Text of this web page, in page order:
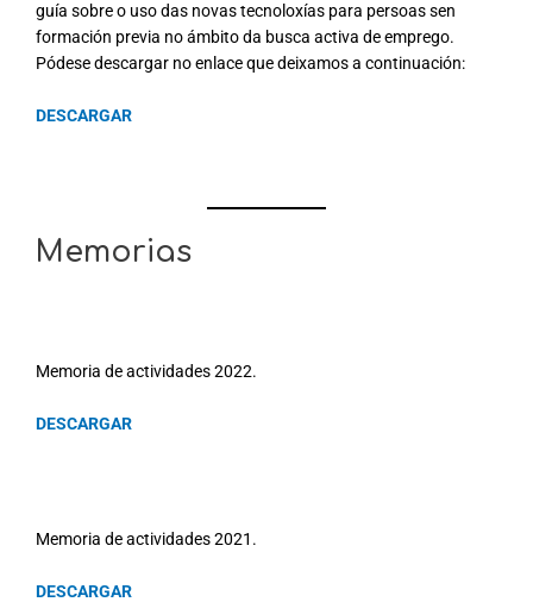
guía sobre o uso das novas tecnoloxías para persoas sen
formación previa no ámbito da busca activa de emprego.
Pódese descargar no enlace que deixamos a continuación:
DESCARGAR
Memorias
Memoria de actividades 2022.
DESCARGAR
Memoria de actividades 2021.
DESCARGAR